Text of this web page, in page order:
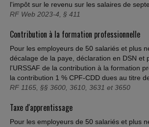
l'impôt sur le revenu sur les salaires de
RF Web 2023-4, § 411
Contribution à la formation professionnelle
Pour les employeurs de 50 salariés et plus
décalage de la paye, déclaration en DSN et
l'URSSAF de la contribution à la formation
la contribution 1 % CPF-CDD dues au titre
RF 1165, §§ 3600, 3610, 3631 et 3650
Taxe d'apprentissage
Pour les employeurs de 50 salariés et plus